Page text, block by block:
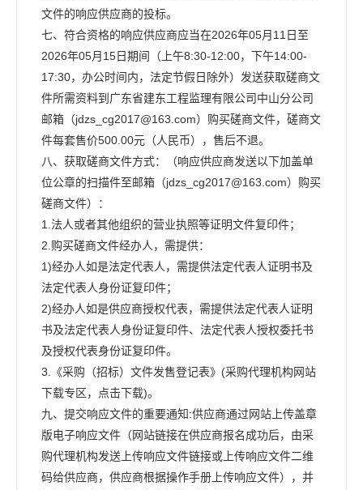
文件的响应供应商的投标。
七、符合资格的响应供应商应当在2026年05月11日至
2026年05月15日期间（上午8:30-12:00，下午14:00-
17:30，办公时间内，法定节假日除外）发送获取磋商文
件所需资料到广东省建东工程监理有限公司中山分公司
邮箱（jdzs_cg2017@163.com）购买磋商文件，磋商文
件每套售价500.00元（人民币），售后不退。
八、获取磋商文件方式：（响应供应商发送以下加盖单
位公章的扫描件至邮箱（jdzs_cg2017@163.com）购买
磋商文件）：
1.法人或者其他组织的营业执照等证明文件复印件；
2.购买磋商文件经办人，需提供：
1)经办人如是法定代表人，需提供法定代表人证明书及
法定代表人身份证复印件；
2)经办人如是供应商授权代表，需提供法定代表人证明
书及法定代表人身份证复印件、法定代表人授权委托书
及授权代表身份证复印件。
3.《采购（招标）文件发售登记表》(采购代理机构网站
下载专区，点击下载)。
九、提交响应文件的重要通知:供应商通过网站上传盖章
版电子响应文件（网站链接在供应商报名成功后，由采
购代理机构发送上传响应文件链接或上传响应文件二维
码给供应商，供应商根据操作手册上传响应文件），并